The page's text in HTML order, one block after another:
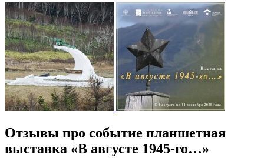
Отзывы про событие планшетная
выставка «В августе 1945-го…»